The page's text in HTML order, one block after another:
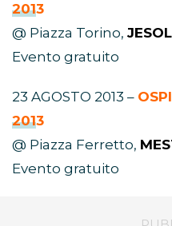
2013
@ Piazza Torino,
Evento gratuito
23 AGOSTO 2013 –
2013
@ Piazza Ferretto,
Evento gratuito